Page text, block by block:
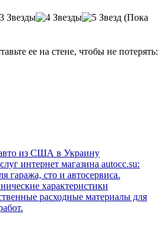
(Пока
ее на стене, чтобы не потерять:
из США в Украину
интернет магазина autocc.su:
гаража, сто и автосервиса.
характеристики
расходные материалы для